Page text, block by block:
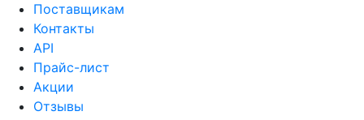
Поставщикам
Контакты
API
Прайс-лист
Акции
Отзывы